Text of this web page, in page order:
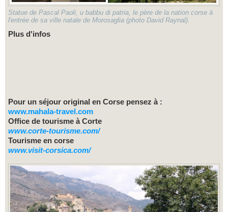
Statue de Pascal Paoli, u babbu di patria, le père de la nation corse à
l'entrée de sa ville natale de Morosaglia (photo David Raynal).
Plus d'infos
Pour un séjour original en Corse pensez à :
www.mahala-travel.com
Office de tourisme à Corte
www.corte-tourisme.com/
Tourisme en corse
www.visit-corsica.com/